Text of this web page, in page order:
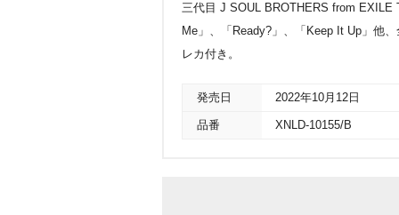
三代目 J SOUL BROTHERS from EXILE
Me」、「Ready?」、「Keep It Up」他
レカ付き。
発売日 2022年10月12日
品番 XNLD-10155/B